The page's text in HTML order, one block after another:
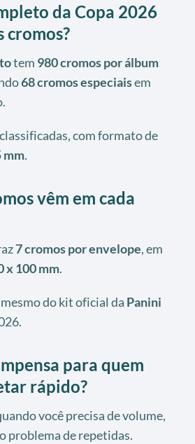
da Copa 2026
cromos?
tem 980 cromos por álbum
68 cromos especiaisem
classificadas, com formato de
mm.
vêm em cada
7 cromos por envelope, em
x 100 mm.
do kit oficial da Panini
para quem
rápido?
você precisa de volume,
problema de repetidas.